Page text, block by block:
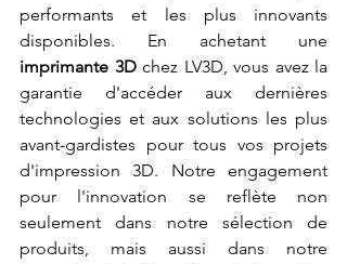
performants et les plus innovants
imprimante 3D chez LV3D, vous avez la
garantie d'accéder aux dernières
technologies et aux solutions les plus
avant-gardistes pour tous vos projets
d'impression 3D. Notre engagement
pour l'innovation se reflète non
seulement dans notre sélection de
produits, mais aussi dans notre